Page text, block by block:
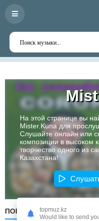
На этой странице вы
Mister.Kuna для
Слушайте онлайн или
композиции в высоком
творчество одного из
Казахстана!
ПОПУЛЯРНЫЕ
topmuz.kz
Would like to send